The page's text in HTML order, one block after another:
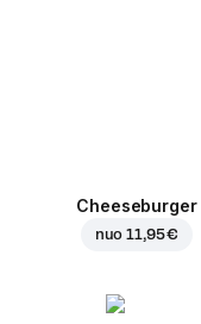
Cheeseburger
nuo11,95 €